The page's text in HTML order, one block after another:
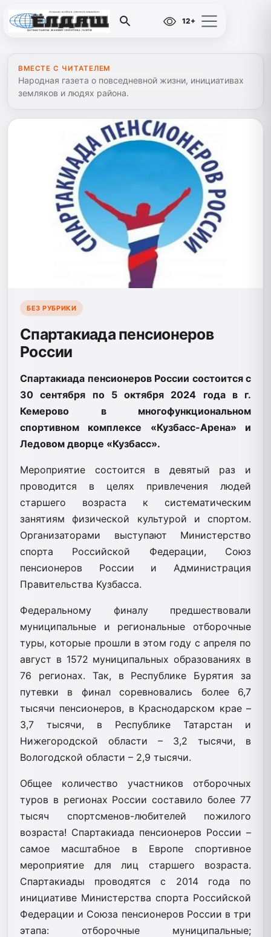
12+
ВМЕСТЕ С ЧИТАТЕЛЕМ
Народная газета о повседневной жизни, инициативах
земляков и людях района.
БЕЗ РУБРИКИ
Спартакиада пенсионеров
России
Спартакиада пенсионеров России состоится с
30 сентября по 5 октября 2024 года в г.
Кемерово в многофункциональном
спортивном комплексе «Кузбасс-Арена» и
Ледовом дворце «Кузбасс».
Мероприятие состоится в девятый раз и
проводится в целях привлечения людей
старшего возраста к систематическим
занятиям физической культурой и спортом.
Организаторами выступают Министерство
спорта Российской Федерации, Союз
пенсионеров России и Администрация
Правительства Кузбасса.
Федеральному финалу предшествовали
муниципальные и региональные отборочные
туры, которые прошли в этом году с апреля по
август в 1572 муниципальных образованиях в
76 регионах. Так, в Республике Бурятия за
путевки в финал соревновались более 6,7
тысячи пенсионеров, в Краснодарском крае –
3,7 тысячи, в Республике Татарстан и
Нижегородской области – 3,2 тысячи, в
Вологодской области – 2,9 тысячи.
Общее количество участников отборочных
туров в регионах России составило более 77
тысяч спортсменов-любителей пожилого
возраста! Спартакиада пенсионеров России –
самое масштабное в Европе спортивное
мероприятие для лиц старшего возраста.
Спартакиады проводятся с 2014 года по
инициативе Министерства спорта Российской
Федерации и Союза пенсионеров России в три
этапа: отборочные муниципальные;